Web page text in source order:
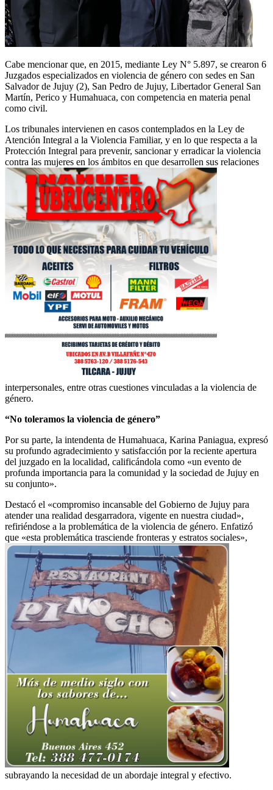
Cabe mencionar que, en 2015, mediante Ley N° 5.897, se crearon 6
Juzgados especializados en violencia de género con sedes en San
Salvador de Jujuy (2), San Pedro de Jujuy, Libertador General San
Martín, Perico y Humahuaca, con competencia en materia penal
como civil.
Los tribunales intervienen en casos contemplados en la Ley de
Atención Integral a la Violencia Familiar, y en lo que respecta a la
Protección Integral para prevenir, sancionar y erradicar la violencia
contra las mujeres en los ámbitos en que desarrollen sus relaciones
interpersonales, entre otras cuestiones vinculadas a la violencia de
género.
“No toleramos la violencia de género”
Por su parte, la intendenta de Humahuaca, Karina Paniagua, expresó
su profundo agradecimiento y satisfacción por la reciente apertura
del juzgado en la localidad, calificándola como «un evento de
profunda importancia para la comunidad y la sociedad de Jujuy en
su conjunto».
Destacó el «compromiso incansable del Gobierno de Jujuy para
atender una realidad desgarradora, vigente en nuestra ciudad»,
refiriéndose a la problemática de la violencia de género. Enfatizó
que «esta problemática trasciende fronteras y estratos sociales»,
subrayando la necesidad de un abordaje integral y efectivo.